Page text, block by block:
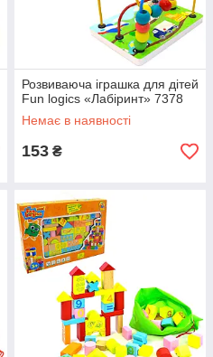
Розвиваюча іграшка для дітей
Fun logics «Лабіринт» 7378
Немає в наявності
153 ₴